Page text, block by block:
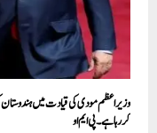
وزیر اعظم مودی کی قیادت میں ہندوستان کی
کر رہا ہے۔ پی ایم او